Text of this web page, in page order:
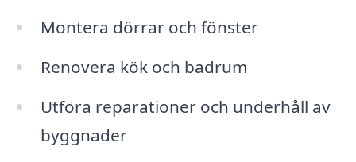
Montera dörrar och fönster
Renovera kök och badrum
Utföra reparationer och underhåll av
byggnader